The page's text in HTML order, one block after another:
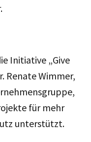
Initiative „Give
Renate Wimmer,
für mehr
unterstützt.